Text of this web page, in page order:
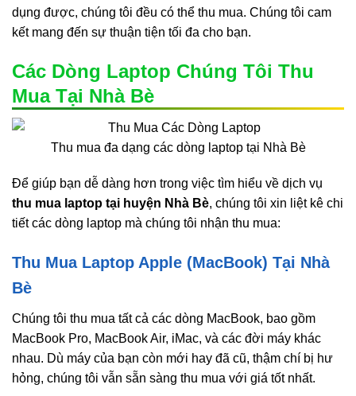
dụng được, chúng tôi đều có thể thu mua. Chúng tôi cam
kết mang đến sự thuận tiện tối đa cho bạn.
Các Dòng Laptop Chúng Tôi Thu
Mua Tại Nhà Bè
Thu mua đa dạng các dòng laptop tại Nhà Bè
Để giúp bạn dễ dàng hơn trong việc tìm hiểu về dịch vụ
thu mua laptop tại huyện Nhà Bè, chúng tôi xin liệt kê chi
tiết các dòng laptop mà chúng tôi nhận thu mua:
Thu Mua Laptop Apple (MacBook) Tại Nhà
Bè
Chúng tôi thu mua tất cả các dòng MacBook, bao gồm
MacBook Pro, MacBook Air, iMac, và các đời máy khác
nhau. Dù máy của bạn còn mới hay đã cũ, thậm chí bị hư
hỏng, chúng tôi vẫn sẵn sàng thu mua với giá tốt nhất.